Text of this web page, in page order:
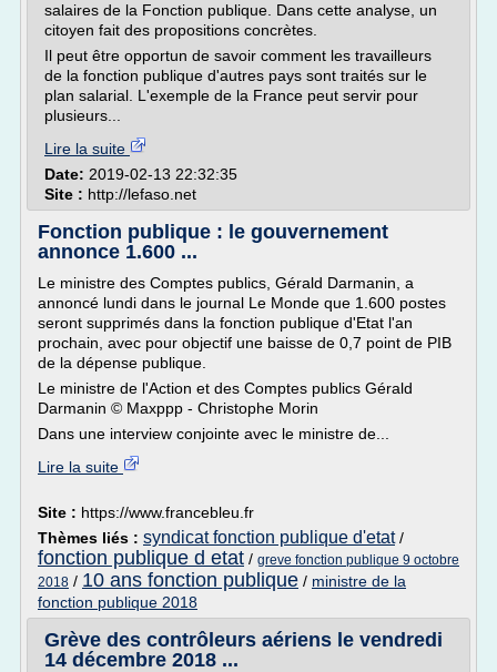
salaires de la Fonction publique. Dans cette analyse, un
citoyen fait des propositions concrètes.
Il peut être opportun de savoir comment les travailleurs
de la fonction publique d'autres pays sont traités sur le
plan salarial. L'exemple de la France peut servir pour
plusieurs...
Lire la suite
Date: 2019-02-13 22:32:35
Site : http://lefaso.net
Fonction publique : le gouvernement
annonce 1.600 ...
Le ministre des Comptes publics, Gérald Darmanin, a
annoncé lundi dans le journal Le Monde que 1.600 postes
seront supprimés dans la fonction publique d'Etat l'an
prochain, avec pour objectif une baisse de 0,7 point de PIB
de la dépense publique.
Le ministre de l'Action et des Comptes publics Gérald
Darmanin © Maxppp - Christophe Morin
Dans une interview conjointe avec le ministre de...
Lire la suite
Site : https://www.francebleu.fr
Thèmes liés : syndicat fonction publique d'etat/
fonction publique d etat / greve fonction publique 9 octobre
2018 / 10 ans fonction publique / ministre de la
fonction publique 2018
Grève des contrôleurs aériens le vendredi
14 décembre 2018 ...